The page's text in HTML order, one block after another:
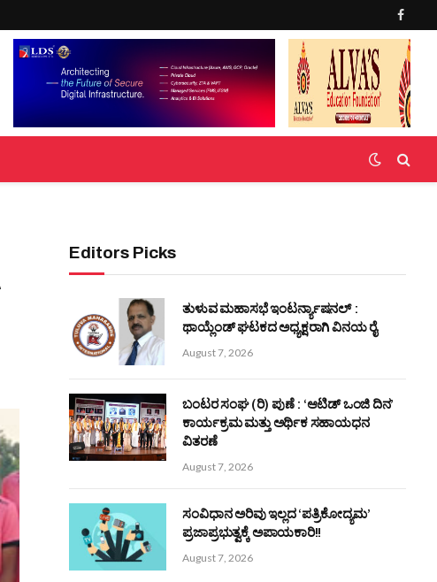
Editors Picks
ತುಳುವ ಮಹಾಸಭೆ ಇಂಟರ್ನ್ಯಾಷನಲ್ :
ಥಾಯ್ಲೆಂಡ್ ಘಟಕದ ಅಧ್ಯಕ್ಷರಾಗಿ ವಿನಯ ರೈ
August 7, 2026
ಬಂಟರ ಸಂಘ (ರಿ) ಪುಣೆ : ‘ಆಟಿಡ್ ಒಂಜಿ ದಿನ’
ಕಾರ್ಯಕ್ರಮ ಮತ್ತು ಅರ್ಥಿಕ ಸಹಾಯಧನ
ವಿತರಣೆ
August 7, 2026
ಸಂವಿಧಾನ ಅರಿವು ಇಲ್ಲದ ‘ಪತ್ರಿಕೋದ್ಯಮ’
ಪ್ರಜಾಪ್ರಭುತ್ವಕ್ಕೆ ಅಪಾಯಕಾರಿ!!
August 7, 2026